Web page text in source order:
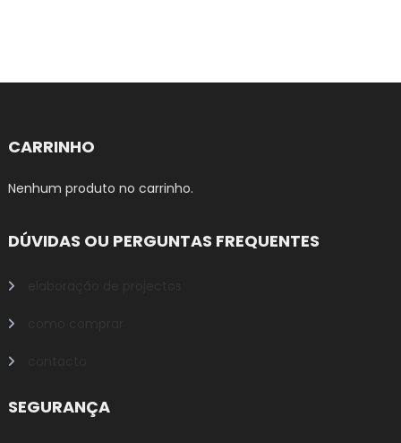
CARRINHO
Nenhum produto no carrinho.
DÚVIDAS OU PERGUNTAS FREQUENTES
SEGURANÇA